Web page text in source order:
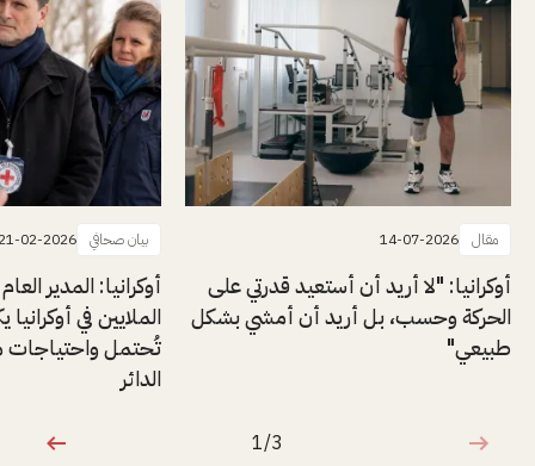
مقال 14-07-2026
أوكرانيا: "لا أريد أن أستعيد قدرتي على
الحركة وحسب، بل أريد أن أمشي بشكل
طبيعي"
بيان صحافي 02-2026
أوكرانيا: المدير
الملايين في
تُحتمل واحتياجات
الدائر
1 من 3
1/3